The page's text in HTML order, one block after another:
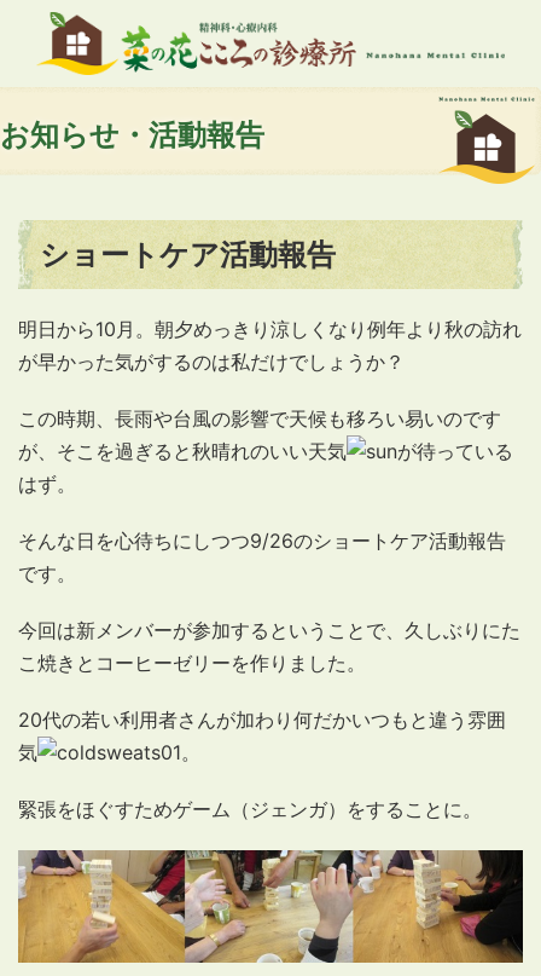
お知らせ・活動報告
ショートケア活動報告
明日から10月。朝夕めっきり涼しくなり例年より秋の訪れ
が早かった気がするのは私だけでしょうか？
この時期、長雨や台風の影響で天候も移ろい易いのです
が、そこを過ぎると秋晴れのいい天気
が待っている
はず。
そんな日を心待ちにしつつ9/26のショートケア活動報告
です。
今回は新メンバーが参加するということで、久しぶりにた
こ焼きとコーヒーゼリーを作りました。
20代の若い利用者さんが加わり何だかいつもと違う雰囲
気
。
緊張をほぐすためゲーム（ジェンガ）をすることに。